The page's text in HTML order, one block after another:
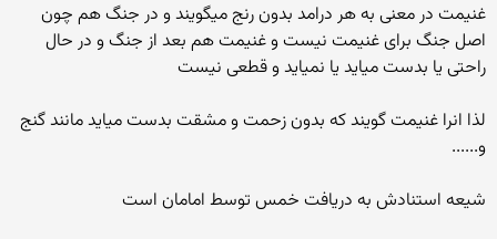
غنیمت در معنی به هر درامد بدون رنج میگویند و در جنگ هم چون
اصل جنگ برای غنیمت نیست و غنیمت هم بعد از جنگ و در حال
راحتی یا بدست میاید یا نمیاید و قطعی نیست
لذا انرا غنیمت گویند که بدون زحمت و مشقت بدست میاید مانند گنج
و......
شیعه استنادش به دریافت خمس توسط امامان است